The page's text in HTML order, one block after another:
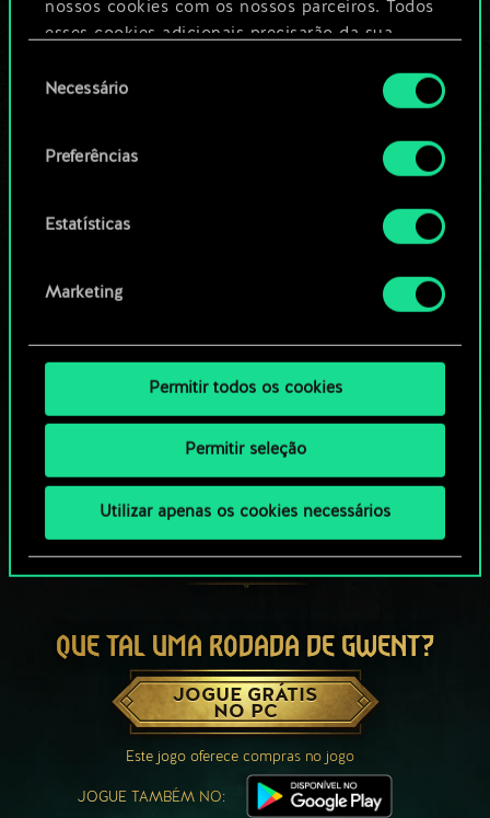
nossos cookies com os nossos parceiros. Todos
esses cookies adicionais precisarão da sua
Você encontrará todos os detalhes sobre o uso
de cookies e poderá ajustar as suas preferências
no menu "Configurações" abaixo.
deNecessário
Preferências
Estatísticas
Marketing
Permitir todos os cookies
Permitir seleção
Utilizar apenas os cookies necessários
comunidade
QUE TAL UMA RODADA DE GWENT?
JOGUE GRÁTIS
NO PC
Este jogo oferece compras no jogo
JOGUE TAMBÉM NO: